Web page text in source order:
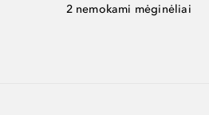
2 nemokami mėginėliai